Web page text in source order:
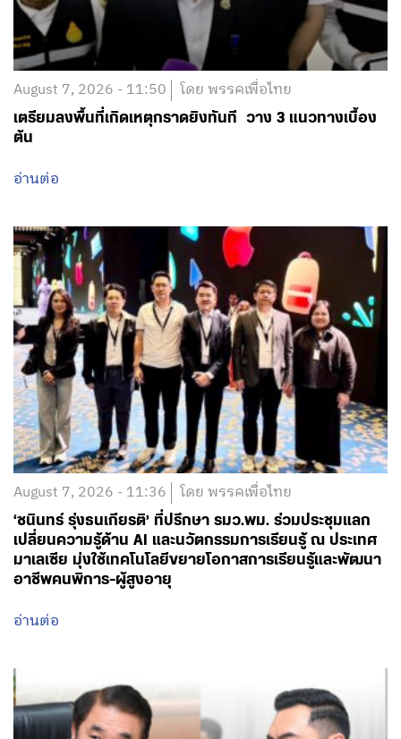
August 7, 2026 - 11:50 โดย พรรคเพื่อไทย
เตรียมลงพื้นที่เกิดเหตุกราดยิงทันที วาง 3 แนวทางเบื้อง
ต้น
อ่านต่อ
August 7, 2026 - 11:36 โดย พรรคเพื่อไทย
‘ชนินทร์ รุ่งธนเกียรติ’ ที่ปรึกษา รมว.พม. ร่วมประชุมแลก
เปลี่ยนความรู้ด้าน AI และนวัตกรรมการเรียนรู้ ณ ประเทศ
มาเลเซีย มุ่งใช้เทคโนโลยีขยายโอกาสการเรียนรู้และพัฒนา
อาชีพคนพิการ-ผู้สูงอายุ
อ่านต่อ